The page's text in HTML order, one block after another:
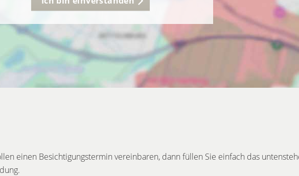
einen Besichtigungstermin vereinbaren, dann füllen Sie einfach das